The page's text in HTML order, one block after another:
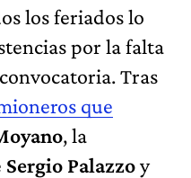
los feriados lo
por la falta
Tras
que
, la
Sergio Palazzoy